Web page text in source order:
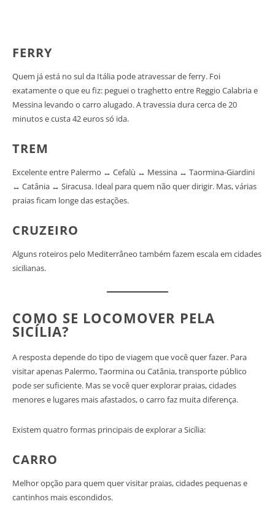
FERRY
Quem já está no sul da Itália pode atravessar de ferry. Foi
exatamente o que eu fiz: peguei o traghetto entre Reggio Calabria e
Messina levando o carro alugado. A travessia dura cerca de 20
minutos e custa 42 euros só ida.
TREM
Excelente entre Palermo ↔ Cefalù ↔ Messina ↔ Taormina-Giardini
↔ Catânia ↔ Siracusa. Ideal para quem não quer dirigir. Mas, várias
praias ficam longe das estações.
CRUZEIRO
Alguns roteiros pelo Mediterrâneo também fazem escala em cidades
sicilianas.
COMO SE LOCOMOVER PELA
SICÍLIA?
A resposta depende do tipo de viagem que você quer fazer. Para
visitar apenas Palermo, Taormina ou Catânia, transporte público
pode ser suficiente. Mas se você quer explorar praias, cidades
menores e lugares mais afastados, o carro faz muita diferença.
Existem quatro formas principais de explorar a Sicília:
CARRO
Melhor opção para quem quer visitar praias, cidades pequenas e
cantinhos mais escondidos.